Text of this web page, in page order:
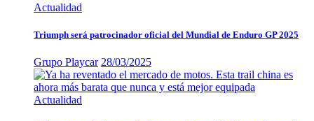
Actualidad
Triumph será patrocinador oficial del Mundial de Enduro GP 2025
Grupo Playcar 28/03/2025
Actualidad